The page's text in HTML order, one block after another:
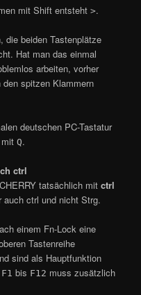
mit Shift entsteht>.
die beiden Tastenplätze
Hat man das einmal
arbeiten, vorher
spitzen Klammern
deutschen PC-Tastatur
mitQ.
ctrl
tatsächlich mitctrl
ctrl und nicht Strg.
einem Fn-Lock eine
Tastenreihe
sind als Hauptfunktion
F1 bis F12 muss zusätzlich